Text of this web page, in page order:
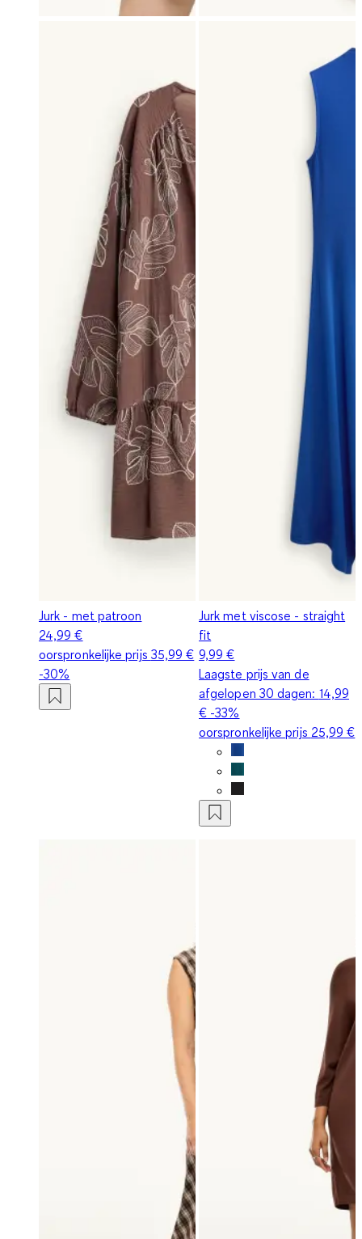
Jurk - met patroon
24,99 €
oorspronkelijke prijs 35,99 €
-30%
Jurk met viscose - straight
fit
9,99 €
Laagste prijs van de
afgelopen 30 dagen: 14,99
€ -33%
oorspronkelijke prijs 25,99 €